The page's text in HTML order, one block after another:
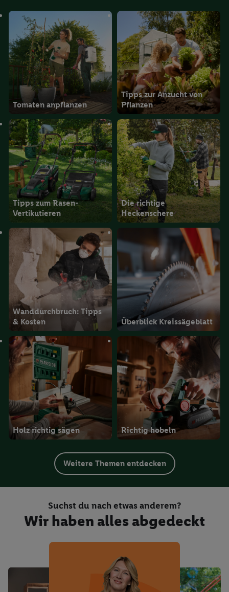
Tomaten anpflanzen
Tipps zur Anzucht von
Pflanzen
Tipps zum Rasen-
Vertikutieren
Die richtige
Heckenschere
Wanddurchbruch: Tipps
& Kosten
Überblick Kreissägeblatt
Holz richtig sägen Richtig hobeln
Weitere Themen entdecken
Suchst du nach etwas anderem?
Wir haben alles abgedeckt